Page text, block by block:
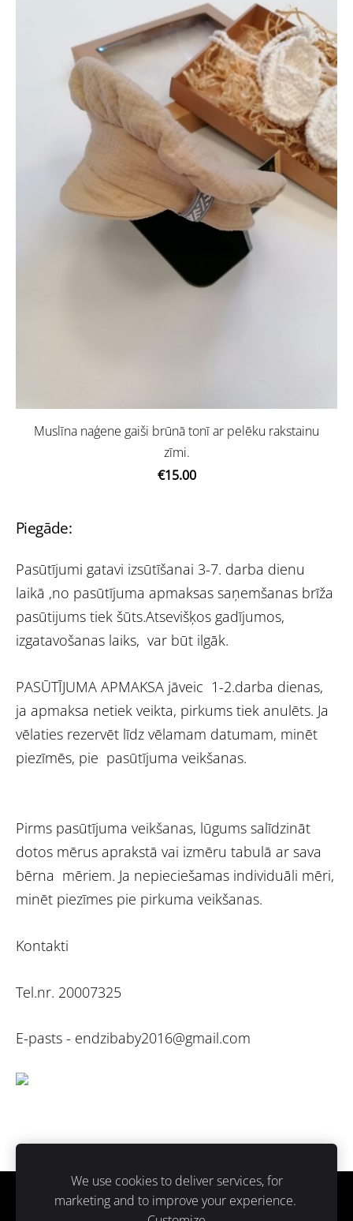
Piegāde:
Pasūtījumi gatavi izsūtīšanai 3-7. darba dienu
laikā ,no pasūtījuma apmaksas saņemšanas brīža
pasūtijums tiek šūts.Atsevišķos gadījumos,
izgatavošanas laiks, var būt ilgāk.
PASŪTĪJUMA APMAKSA jāveic 1-2.darba dienas,
ja apmaksa netiek veikta, pirkums tiek anulēts. Ja
vēlaties rezervēt līdz vēlamam datumam, minēt
piezīmēs, pie pasūtījuma veikšanas.
Pirms pasūtījuma veikšanas, lūgums salīdzināt
dotos mērus aprakstā vai izmēru tabulā ar sava
bērna mēriem. Ja nepieciešamas individuāli mēri,
minēt piezīmes pie pirkuma veikšanas.
Kontakti
Tel.nr. 20007325
E-pasts - endzibaby2016@gmail.com
Muslīna naģene gaiši brūnā tonī ar pelēku rakstainu
zīmi.
€15.00
Sīkdatnes
We use cookies to deliver services, for
marketing and to improve your experience.